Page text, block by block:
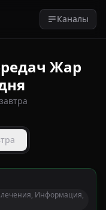
Каналы
Жар
Информация,